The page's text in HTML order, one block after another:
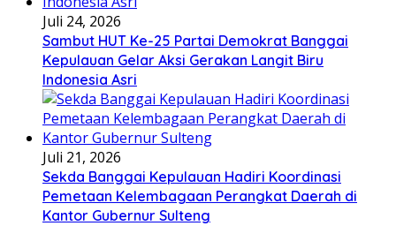
Juli 24, 2026
Sambut HUT Ke-25 Partai Demokrat Banggai
Kepulauan Gelar Aksi Gerakan Langit Biru
Indonesia Asri
Juli 21, 2026
Sekda Banggai Kepulauan Hadiri Koordinasi
Pemetaan Kelembagaan Perangkat Daerah di
Kantor Gubernur Sulteng